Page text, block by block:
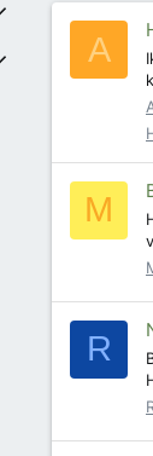
A
M
R